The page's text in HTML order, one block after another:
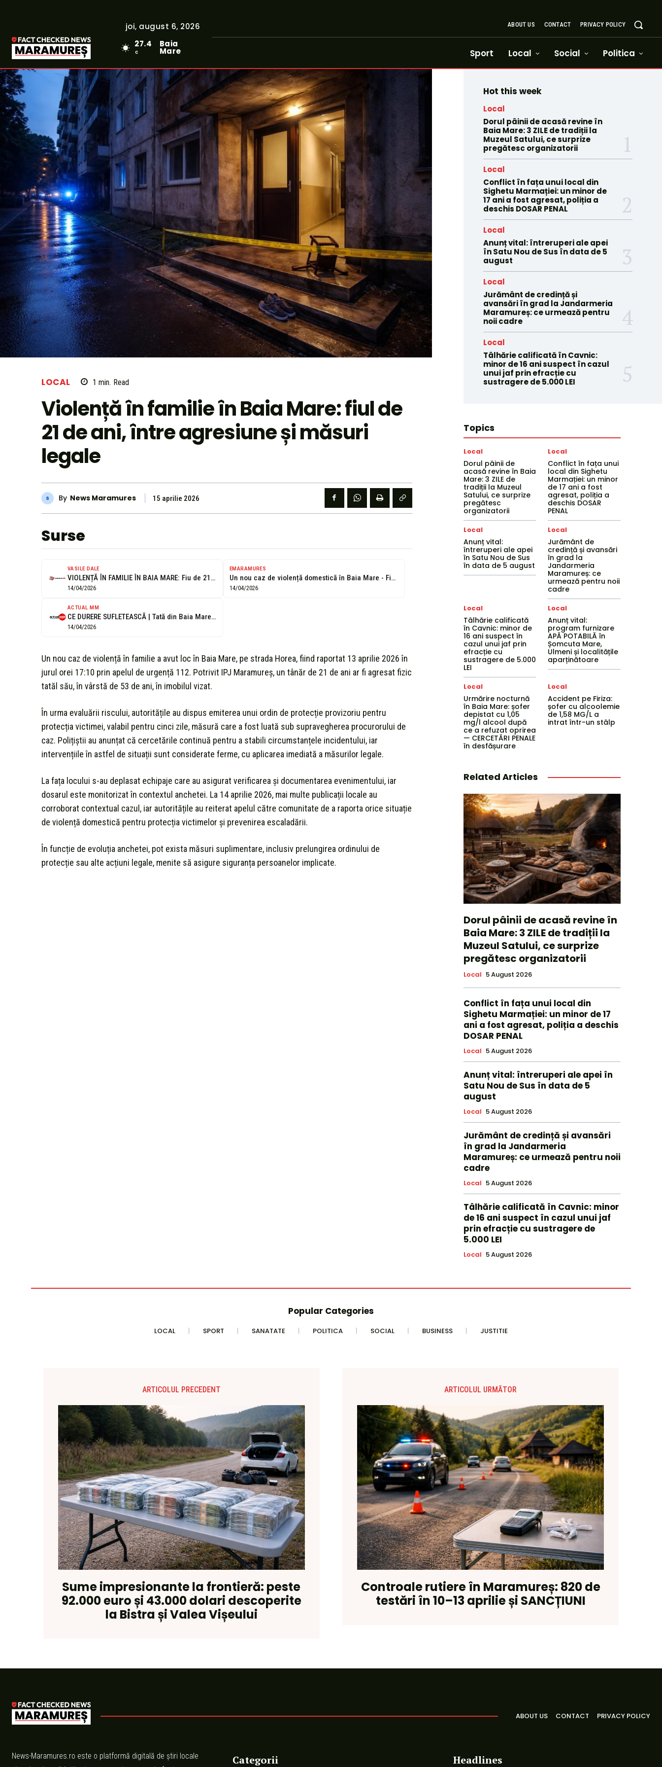
joi, august 6, 2026
27.4
C
Baia
Mare
ABOUT US CONTACT PRIVACY POLICY
Sport Local Social Politica
LOCAL 1 min. Read
Violență în familie în Baia Mare: fiul de
21 de ani, între agresiune și măsuri
legale
By News Maramures 15 aprilie 2026
Surse
VASILE DALE
VIOLENȚĂ ÎN FAMILIE ÎN BAIA MARE: Fiu de 21 de ani și-a...
14/04/2026
EMARAMURES
Un nou caz de violență domestică în Baia Mare - Fiul și-a...
14/04/2026
ACTUAL MM
CE DURERE SUFLETEASCĂ | Tată din Baia Mare, agresat de propriul copil...
14/04/2026
Un nou caz de violență în familie a avut loc în Baia Mare, pe strada Horea, fiind raportat 13 aprilie 2026 în
jurul orei 17:10 prin apelul de urgență 112. Potrivit IPJ Maramureș, un tânăr de 21 de ani ar fi agresat fizic
tatăl său, în vârstă de 53 de ani, în imobilul vizat.
În urma evaluării riscului, autoritățile au dispus emiterea unui ordin de protecție provizoriu pentru
protecția victimei, valabil pentru cinci zile, măsură care a fost luată sub supravegherea procurorului de
caz. Polițiștii au anunțat că cercetările continuă pentru a stabili circumstanțele incidentului, iar
intervențiile în astfel de situații sunt considerate ferme, cu aplicarea imediată a măsurilor legale.
La fața locului s-au deplasat echipaje care au asigurat verificarea și documentarea evenimentului, iar
dosarul este monitorizat în contextul anchetei. La 14 aprilie 2026, mai multe publicații locale au
corroborat contextual cazul, iar autoritățile au reiterat apelul către comunitate de a raporta orice situație
de violență domestică pentru protecția victimelor și prevenirea escaladării.
În funcție de evoluția anchetei, pot exista măsuri suplimentare, inclusiv prelungirea ordinului de
protecție sau alte acțiuni legale, menite să asigure siguranța persoanelor implicate.
Hot this week
Local
Dorul pâinii de acasă revine în
Baia Mare: 3 ZILE de tradiții la
Muzeul Satului, ce surprize
pregătesc organizatorii
Local
Conflict în fața unui local din
Sighetu Marmației: un minor de
17 ani a fost agresat, poliția a
deschis DOSAR PENAL
Local
Anunț vital: întreruperi ale apei
în Satu Nou de Sus în data de 5
august
Local
Jurământ de credință și
avansări în grad la Jandarmeria
Maramureș: ce urmează pentru
noii cadre
Local
Tâlhărie calificată în Cavnic:
minor de 16 ani suspect în cazul
unui jaf prin efracție cu
sustragere de 5.000 LEI
Topics
Local
Dorul pâinii de
acasă revine în Baia
Mare: 3 ZILE de
tradiții la Muzeul
Satului, ce surprize
pregătesc
organizatorii
Local
Conflict în fața unui
local din Sighetu
Marmației: un minor
de 17 ani a fost
agresat, poliția a
deschis DOSAR
PENAL
Local
Anunț vital:
întreruperi ale apei
în Satu Nou de Sus
în data de 5 august
Local
Jurământ de
credință și avansări
în grad la
Jandarmeria
Maramureș: ce
urmează pentru noii
cadre
Local
Tâlhărie calificată
în Cavnic: minor de
16 ani suspect în
cazul unui jaf prin
efracție cu
sustragere de 5.000
LEI
Local
Anunț vital:
program furnizare
APĂ POTABILĂ în
Șomcuta Mare,
Ulmeni și localitățile
aparținătoare
Local
Urmărire nocturnă
în Baia Mare: șofer
depistat cu 1,05
mg/l alcool după
ce a refuzat oprirea
— CERCETĂRI PENALE
în desfășurare
Local
Accident pe Firiza:
șofer cu alcoolemie
de 1,58 MG/L a
intrat într-un stâlp
Related Articles
Dorul pâinii de acasă revine în
Baia Mare: 3 ZILE de tradiții la
Muzeul Satului, ce surprize
pregătesc organizatorii
Local 5 August 2026
Conflict în fața unui local din
Sighetu Marmației: un minor de 17
ani a fost agresat, poliția a deschis
DOSAR PENAL
Local 5 August 2026
Anunț vital: întreruperi ale apei în
Satu Nou de Sus în data de 5
august
Local 5 August 2026
Jurământ de credință și avansări
în grad la Jandarmeria
Maramureș: ce urmează pentru noii
cadre
Local 5 August 2026
Tâlhărie calificată în Cavnic: minor
de 16 ani suspect în cazul unui jaf
prin efracție cu sustragere de
5.000 LEI
Local 5 August 2026
Popular Categories
LOCAL SPORT SANATATE POLITICA SOCIAL BUSINESS JUSTITIE
ARTICOLUL PRECEDENT
Sume impresionante la frontieră: peste
92.000 euro și 43.000 dolari descoperite
la Bistra și Valea Vișeului
ARTICOLUL URMĂTOR
Controale rutiere în Maramureș: 820 de
testări în 10–13 aprilie și SANCȚIUNI
ABOUT US CONTACT PRIVACY POLICY
News-Maramures.ro este o platformă digitală de știri locale
Categorii Headlines